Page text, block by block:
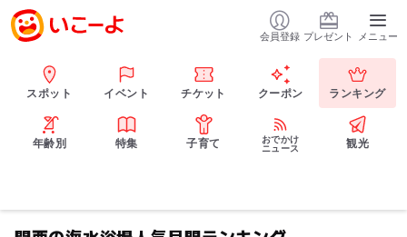
会員登録 プレゼント メニュー
スポット イベント チケット クーポン ランキング
年齢別 特集 子育て
おでかけ
ニュース
観光